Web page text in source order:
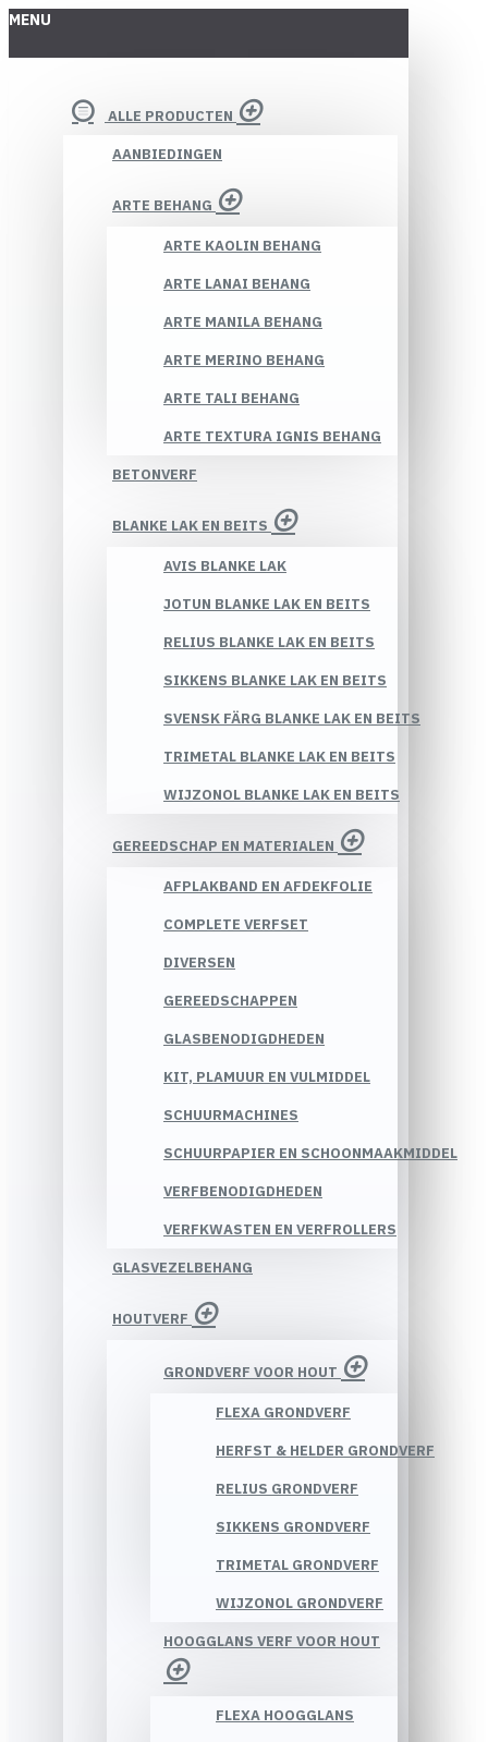
MENU
ALLE PRODUCTEN
AANBIEDINGEN
ARTE BEHANG
ARTE KAOLIN BEHANG
ARTE LANAI BEHANG
ARTE MANILA BEHANG
ARTE MERINO BEHANG
ARTE TALI BEHANG
ARTE TEXTURA IGNIS BEHANG
BETONVERF
BLANKE LAK EN BEITS
AVIS BLANKE LAK
JOTUN BLANKE LAK EN BEITS
RELIUS BLANKE LAK EN BEITS
SIKKENS BLANKE LAK EN BEITS
SVENSK FÄRG BLANKE LAK EN BEITS
TRIMETAL BLANKE LAK EN BEITS
WIJZONOL BLANKE LAK EN BEITS
GEREEDSCHAP EN MATERIALEN
AFPLAKBAND EN AFDEKFOLIE
COMPLETE VERFSET
DIVERSEN
GEREEDSCHAPPEN
GLASBENODIGDHEDEN
KIT, PLAMUUR EN VULMIDDEL
SCHUURMACHINES
SCHUURPAPIER EN SCHOONMAAKMIDDEL
VERFBENODIGDHEDEN
VERFKWASTEN EN VERFROLLERS
GLASVEZELBEHANG
HOUTVERF
GRONDVERF VOOR HOUT
FLEXA GRONDVERF
HERFST & HELDER GRONDVERF
RELIUS GRONDVERF
SIKKENS GRONDVERF
TRIMETAL GRONDVERF
WIJZONOL GRONDVERF
HOOGGLANS VERF VOOR HOUT
FLEXA HOOGGLANS